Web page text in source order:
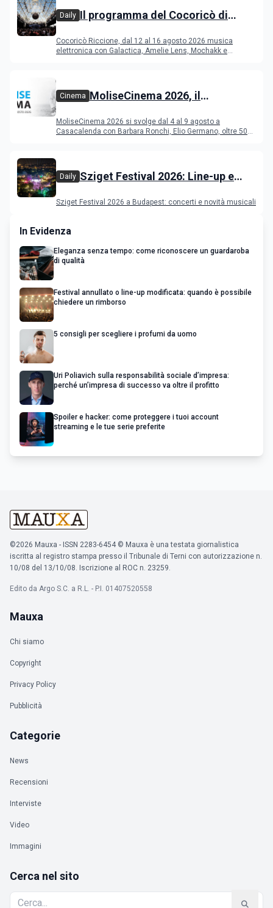
Daily Il programma del Cocoricò di
Cocoricò Riccione, dal 12 al 16 agosto 2026 musica
elettronica con Galactica, Amelie Lens, Mochakk e
Cinema MoliseCinema 2026, il
MoliseCinema 2026 si svolge dal 4 al 9 agosto a
Casacalenda con Barbara Ronchi, Elio Germano, oltre 50
Daily Sziget Festival 2026: Line-up e
Sziget Festival 2026 a Budapest: concerti e novità musicali
In Evidenza
Eleganza senza tempo: come riconoscere un guardaroba
di qualità
Festival annullato o line-up modificata: quando è possibile
chiedere un rimborso
5 consigli per scegliere i profumi da uomo
Uri Poliavich sulla responsabilità sociale d’impresa:
perché un’impresa di successo va oltre il profitto
Spoiler e hacker: come proteggere i tuoi account
streaming e le tue serie preferite
©2026 Mauxa - ISSN 2283-6454 © Mauxa è una testata giornalistica
iscritta al registro stampa presso il Tribunale di Terni con autorizzazione n.
10/08 del 13/10/08. Iscrizione al ROC n. 23259.
Edito da Argo S.C. a R.L. - P.I. 01407520558
Mauxa
Chi siamo
Copyright
Privacy Policy
Pubblicità
Categorie
News
Recensioni
Interviste
Video
Immagini
Cerca nel sito